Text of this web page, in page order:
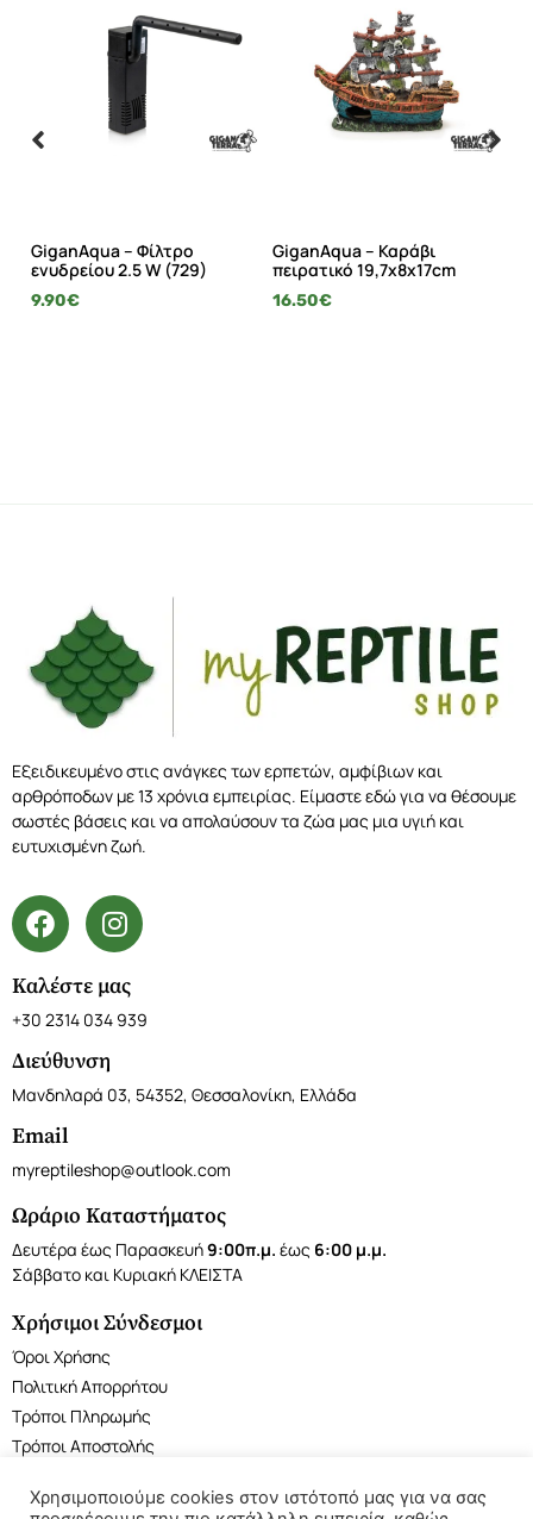
GiganAqua – Φίλτρο
ενυδρείου 2.5 W (729)
9.90€
GiganAqua – Καράβι
πειρατικό 19,7x8x17cm
16.50€
Εξειδικευμένο στις ανάγκες των ερπετών, αμφίβιων και
αρθρόποδων με 13 χρόνια εμπειρίας. Είμαστε εδώ για να θέσουμε
σωστές βάσεις και να απολαύσουν τα ζώα μας μια υγιή και
ευτυχισμένη ζωή.
Καλέστε μας
+30 2314 034 939
Διεύθυνση
Μανδηλαρά 03, 54352, Θεσσαλονίκη, Ελλάδα
Email
myreptileshop@outlook.com
Ωράριο Καταστήματος
Δευτέρα έως Παρασκευή9:00π.μ. έως 6:00 μ.μ.
Σάββατο και Κυριακή ΚΛΕΙΣΤΑ
Χρήσιμοι Σύνδεσμοι
Όροι Χρήσης
Πολιτική Απορρήτου
Τρόποι Πληρωμής
Τρόποι Αποστολής
Χρησιμοποιούμε cookies στον ιστότοπό μας για να σας